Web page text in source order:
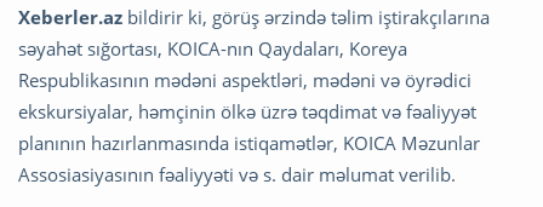
Xeberler.az bildirir ki, görüş ərzində təlim iştirakçılarına
səyahət sığortası, KOICA-nın Qaydaları, Koreya
Respublikasının mədəni aspektləri, mədəni və öyrədici
ekskursiyalar, həmçinin ölkə üzrə təqdimat və fəaliyyət
planının hazırlanmasında istiqamətlər, KOICA Məzunlar
Assosiasiyasının fəaliyyəti və s. dair məlumat verilib.